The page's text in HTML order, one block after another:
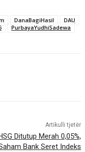
DanaBagiHasil
DAU
PurbayaYudhiSadewa
Artikulli tjetër
Ditutup Merah 0,05%,
Bank Seret Indeks